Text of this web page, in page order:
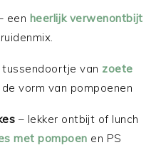
een heerlijk verwenontbijt
tussendoortje van zoete
de vorm van pompoenen
– lekker ontbijt of lunch
met pompoen en PS